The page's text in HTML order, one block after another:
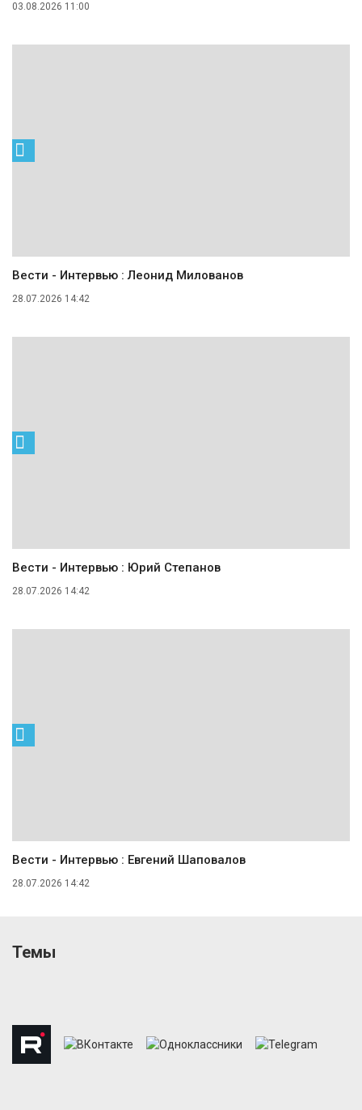
03.08.2026 11:00
Вести - Интервью : Леонид Милованов
28.07.2026 14:42
Вести - Интервью : Юрий Степанов
28.07.2026 14:42
Вести - Интервью : Евгений Шаповалов
28.07.2026 14:42
Темы